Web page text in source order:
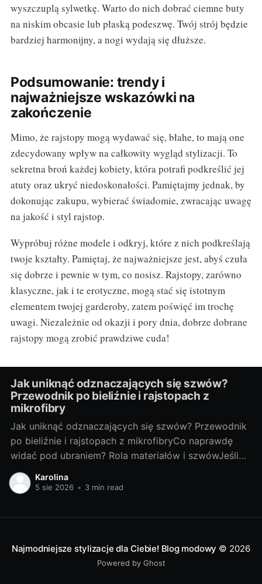
wyszczuplą sylwetkę. Warto do nich dobrać ciemne buty
na niskim obcasie lub płaską podeszwę. Twój strój będzie
bardziej harmonijny, a nogi wydają się dłuższe.
Podsumowanie: trendy i
najważniejsze wskazówki na
zakończenie
Mimo, że rajstopy mogą wydawać się, błahe, to mają one
zdecydowany wpływ na całkowity wygląd stylizacji. To
sekretna broń każdej kobiety, która potrafi podkreślić jej
atuty oraz ukryć niedoskonałości. Pamiętajmy jednak, by
dokonując zakupu, wybierać świadomie, zwracając uwagę
na jakość i styl rajstop.
Wypróbuj różne modele i odkryj, które z nich podkreślają
twoje kształty. Pamiętaj, że najważniejsze jest, abyś czuła
się dobrze i pewnie w tym, co nosisz. Rajstopy, zarówno
klasyczne, jak i te erotyczne, mogą stać się istotnym
elementem twojej garderoby, zatem poświęć im trochę
uwagi. Niezależnie od okazji i pory dnia, dobrze dobrane
rajstopy mogą zrobić prawdziwe cuda!
Jak uniknąć odznaczających się szwów?
Przewodnik po bieliźnie i rajstopach z
mikrofibry
Jak uniknąć odznaczających się szwów? Przewodnik
po bieliźnie i rajstopach z mikrofibryCo naprawdę
widać pod ubraniem? Rola materiałów i szwówJeśli
coś „odcina” się pod sukienką, winny rzadko jest
tylko jeden element. Na efekt pracują: grubość i
Karolina
5 sie 2026 • 3 min read
Najmodniejsze stylizacje dla Ciebie! Blog modowy © 2026
Powered by Ghost